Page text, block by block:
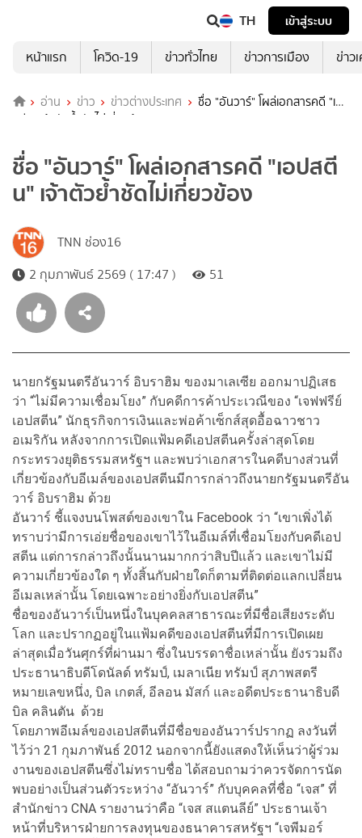
TH
เข้าสู่ระบบ
หน้าแรก
โควิด-19 ข่าวทั่วไทย ข่าวการเมือง ข่าว
อ่าน ข่าว ข่าวต่างประเทศ
ชื่อ "อันวาร์" โผล่เอกสารคดี "เอป
สตีน" เจ้าตัวย้ำชัดไม่เกี่ยวข้อง
ชื่อ "อันวาร์" โผล่เอกสารคดี "เอปสตี
น" เจ้าตัวย้ำชัดไม่เกี่ยวข้อง
TNN ช่อง16
2 กุมภาพันธ์ 2569 ( 17:47 )
51
นายกรัฐมนตรีอันวาร์ อิบราฮิม ของมาเลเซีย ออกมาปฏิเสธ
ว่า “ไม่มีความเชื่อมโยง” กับคดีการค้าประเวณีของ “เจฟฟรีย์
เอปสตีน” นักธุรกิจการเงินและพ่อค้าเซ็กส์สุดอื้อฉาวชาว
อเมริกัน หลังจากการเปิดแฟ้มคดีเอปสตีนครั้งล่าสุดโดย
กระทรวงยุติธรรมสหรัฐฯ และพบว่าเอกสารในคดีบางส่วนที่
เกี่ยวข้องกับอีเมล์ของเอปสตีนมีการกล่าวถึงนายกรัฐมนตรีอัน
วาร์ อิบราฮิม ด้วย
อันวาร์ ชี้แจงบนโพสต์ของเขาใน Facebook ว่า “เขาเพิ่งได้
ทราบว่ามีการเอ่ยชื่อของเขาไว้ในอีเมล์ที่เชื่อมโยงกับคดีเอป
สตีน แต่การกล่าวถึงนั้นนานมากกว่าสิบปีแล้ว และเขาไม่มี
ความเกี่ยวข้องใด ๆ ทั้งสิ้นกับฝ่ายใดก็ตามที่ติดต่อแลกเปลี่ยน
อีเมลเหล่านั้น โดยเฉพาะอย่างยิ่งกับเอปสตีน”
ชื่อของอันวาร์เป็นหนึ่งในบุคคลสาธารณะที่มีชื่อเสียงระดับ
โลก และปรากฏอยู่ในแฟ้มคดีของเอปสตีนที่มีการเปิดเผย
ล่าสุดเมื่อวันศุกร์ที่ผ่านมา ซึ่งในบรรดาชื่อเหล่านั้น ยังรวมถึง
ประธานาธิบดีโดนัลด์ ทรัมป์, เมลาเนีย ทรัมป์ สุภาพสตรี
หมายเลขหนึ่ง, บิล เกตส์, อีลอน มัสก์ และอดีตประธานาธิบดี
บิล คลินตัน ด้วย
โดยภาพอีเมล์ของเอปสตีนที่มีชื่อของอันวาร์ปรากฏ ลงวันที่
ไว้ว่า 21 กุมภาพันธ์ 2012 นอกจากนี้ยังแสดงให้เห็นว่าผู้ร่วม
งานของเอปสตีนซึ่งไม่ทราบชื่อ ได้สอบถามว่าควรจัดการนัด
พบอย่างเป็นส่วนตัวระหว่าง “อันวาร์” กับบุคคลที่ชื่อ “เจส” ที่
สำนักข่าว CNA รายงานว่าคือ “เจส สแตนลีย์” ประธานเจ้า
หน้าที่บริหารฝ่ายการลงทุนของธนาคารสหรัฐฯ “เจพีมอร์